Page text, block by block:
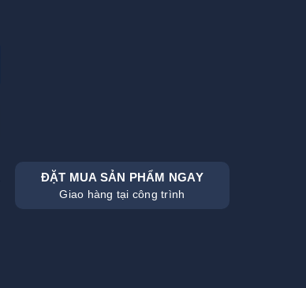
ĐẶT MUA SẢN PHẨM NGAY
Giao hàng tại công trình